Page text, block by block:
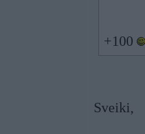
+100
Sveiki,